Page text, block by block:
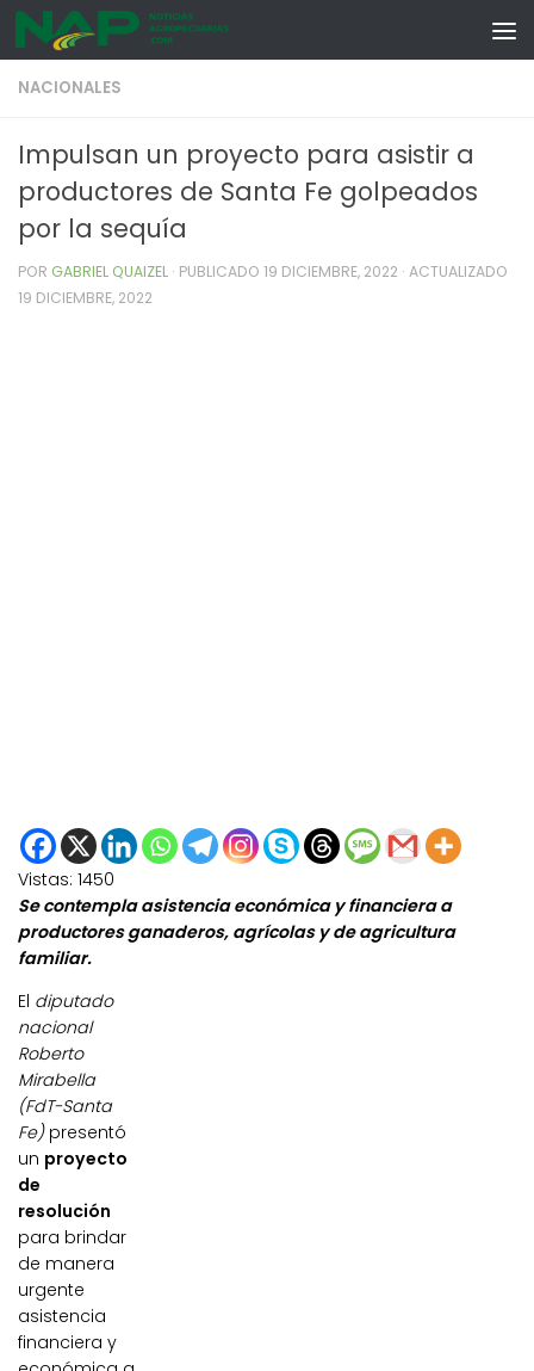
Skip to content
NACIONALES
Impulsan un proyecto para asistir a
productores de Santa Fe golpeados
por la sequía
POR GABRIEL QUAIZEL · PUBLICADO 19 DICIEMBRE, 2022 · ACTUALIZADO
19 DICIEMBRE, 2022
Vistas: 1450
Se contempla asistencia económica y financiera a
productores ganaderos, agrícolas y de agricultura
familiar.
El diputado
nacional
Roberto
Mirabella
(FdT-Santa
Fe)presentó
un proyecto
de
resolución
para brindar
de manera
urgente
asistencia
financiera y